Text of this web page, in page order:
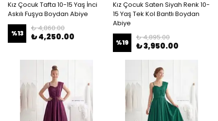
Kız Çocuk Tafta 10-15 Yaş İnci
Askılı Fuşya Boydan Abiye
%13
₺ 4,860.00
₺ 4,250.00
Kız Çocuk Saten Siyah Renk 10-
15 Yaş Tek Kol Bantlı Boydan
Abiye
%19
₺ 4,895.00
₺ 3,950.00